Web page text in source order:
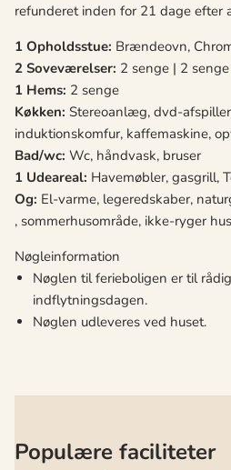
refunderet inden for 21 dage efter
1 Opholdsstue: Brændeovn,
2 Soveværelser: 2 senge | 2 senge
1 Hems: 2 senge
Køkken: Stereoanlæg, dvd-
induktionskomfur, kaffemaskine,
Bad/wc: Wc, håndvask, bruser
1 Udeareal: Havemøbler, gasgrill,
Og: El-varme, legeredskaber,
, sommerhusområde, ikke-ryger hus
Nøgleinformation
Nøglen til ferieboligen er til
indflytningsdagen.
Nøglen udleveres ved huset.
Populære faciliteter